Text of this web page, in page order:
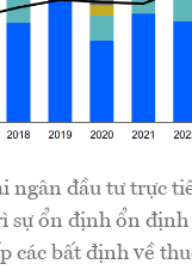
ngân đầu tư trực
sự ổn định ổn
các bất định về